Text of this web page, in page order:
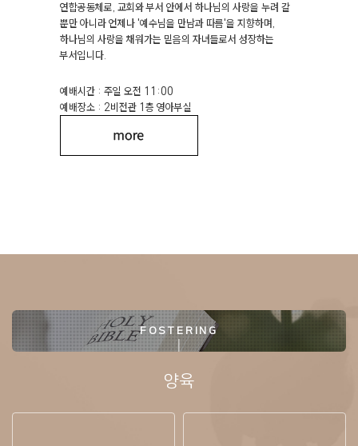
연합공동체로, 교회와 부서 안에서 하나님의 사랑을 누려 갈
뿐만 아니라 언제나 '예수님을 만남과 따름'을 지향하며,
하나님의 사랑을 채워가는 믿음의 자녀들로서 성장하는
부서입니다.
예배시간 : 주일 오전 11:00
예배장소 : 2비전관 1층 영아부실
FOSTERING
양육